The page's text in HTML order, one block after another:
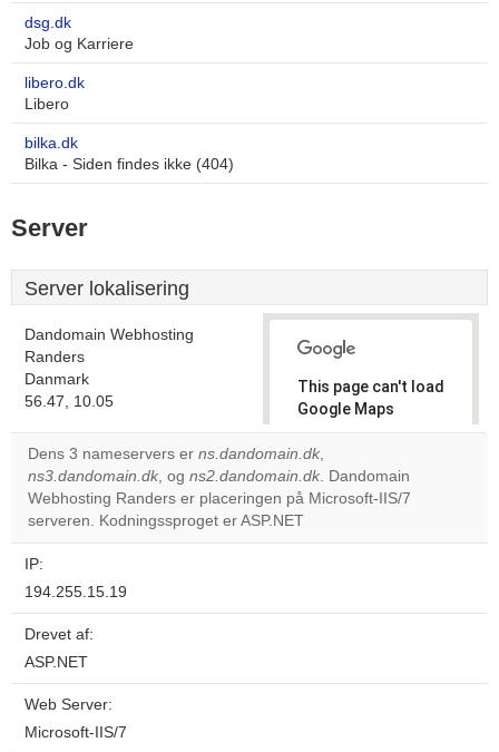
dsg.dk
Job og Karriere
libero.dk
Libero
bilka.dk
Bilka - Siden findes ikke (404)
Server
Server lokalisering
Dandomain Webhosting
Randers
Danmark
56.47, 10.05
This page can't load
Google Maps
correctly.
Do you
own this
Dens 3 nameservers er ns.dandomain.dk,
ns3.dandomain.dk, og ns2.dandomain.dk. Dandomain
Webhosting Randers er placeringen på Microsoft-IIS/7
serveren. Kodningssproget er ASP.NET
IP:
194.255.15.19
Drevet af:
ASP.NET
Web Server:
Microsoft-IIS/7